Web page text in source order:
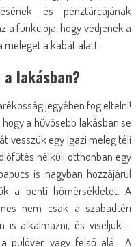
és pénztárcájának
a funkciója, hogy védjenek a
meleget a kabát alatt.
lakásban?
jegyében fog eltelni!
a hűvösebb lakásban se
vesszük egy igazi meleg téli
nélküli otthonban egy
is nagyban hozzájárul
a benti hőmérsékletet. A
nem csak a szabadtéri
is alkalmazni, és viseljük –
pulóver, vagy felső alá. A